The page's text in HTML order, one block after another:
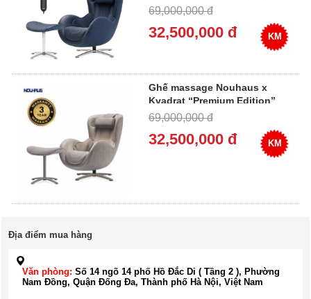
69,000,000 đ
32,500,000 đ KM
Ghế massage Nouhaus x
Kvadrat “Premium Edition”
Cloud Beige
69,000,000 đ
32,500,000 đ KM
Địa điểm mua hàng
Văn phòng: Số 14 ngõ 14 phố Hồ Đắc Di ( Tầng 2 ), Phường
Nam Đồng, Quận Đống Đa, Thành phố Hà Nội, Việt Nam